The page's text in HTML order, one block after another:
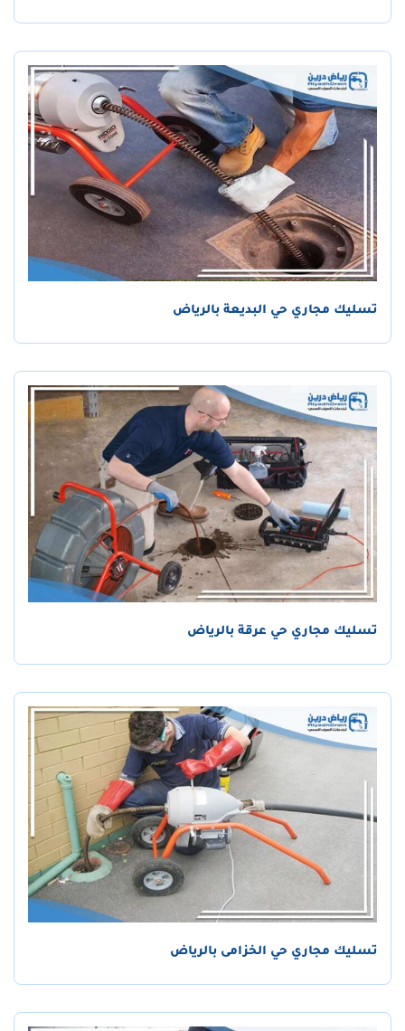
تسليك مجاري حي البديعة بالرياض
تسليك مجاري حي عرقة بالرياض
تسليك مجاري حي الخزامى بالرياض